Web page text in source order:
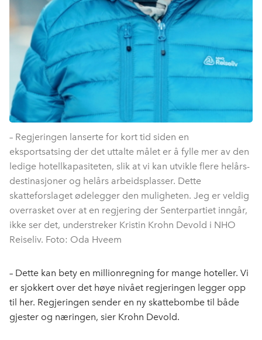
– Regjeringen lanserte for kort tid siden en
eksportsatsing der det uttalte målet er å fylle mer av den
ledige hotellkapasiteten, slik at vi kan utvikle flere helårs-
destinasjoner og helårs arbeidsplasser. Dette
skatteforslaget ødelegger den muligheten. Jeg er veldig
overrasket over at en regjering der Senterpartiet inngår,
ikke ser det, understreker Kristin Krohn Devold i NHO
Reiseliv. Foto: Oda Hveem
– Dette kan bety en millionregning for mange hoteller. Vi
er sjokkert over det høye nivået regjeringen legger opp
til her. Regjeringen sender en ny skattebombe til både
gjester og næringen, sier Krohn Devold.